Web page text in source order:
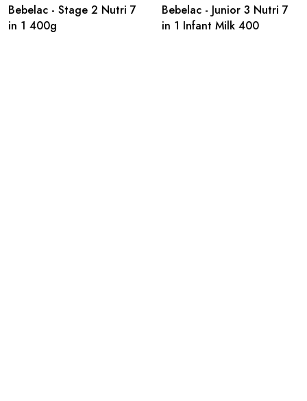
Bebelac - Stage 2 Nutri 7
in 1 400g
Bebelac - Junior 3 Nutri 7
in 1 Infant Milk 400